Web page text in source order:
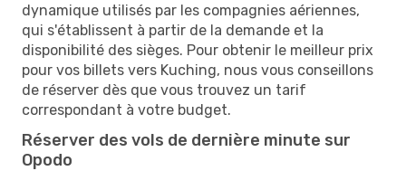
dynamique utilisés par les compagnies aériennes,
qui s'établissent à partir de la demande et la
disponibilité des sièges. Pour obtenir le meilleur prix
pour vos billets vers Kuching, nous vous conseillons
de réserver dès que vous trouvez un tarif
correspondant à votre budget.
Réserver des vols de dernière minute sur
Opodo